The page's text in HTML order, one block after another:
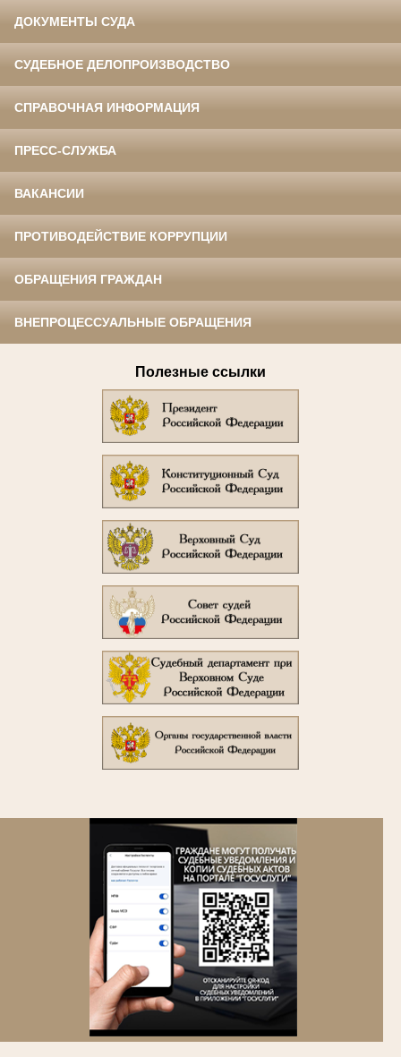
ДОКУМЕНТЫ СУДА
СУДЕБНОЕ ДЕЛОПРОИЗВОДСТВО
СПРАВОЧНАЯ ИНФОРМАЦИЯ
ПРЕСС-СЛУЖБА
ВАКАНСИИ
ПРОТИВОДЕЙСТВИЕ КОРРУПЦИИ
ОБРАЩЕНИЯ ГРАЖДАН
ВНЕПРОЦЕССУАЛЬНЫЕ ОБРАЩЕНИЯ
Полезные ссылки